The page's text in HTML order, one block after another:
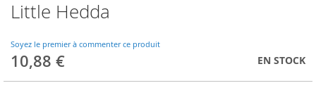
Little Hedda
Soyez le premier à commenter ce produit
10,88 € EN STOCK
Skip
to
beginning
of
the